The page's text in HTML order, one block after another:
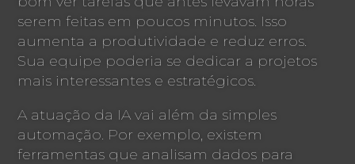
serem feitas em poucos minutos. Isso
aumenta a produtividade e reduz erros.
Sua equipe poderia se dedicar a projetos
mais interessantes e estratégicos.
A atuação da IA vai além da simples
automação. Por exemplo, existem
ferramentas que analisam dados para